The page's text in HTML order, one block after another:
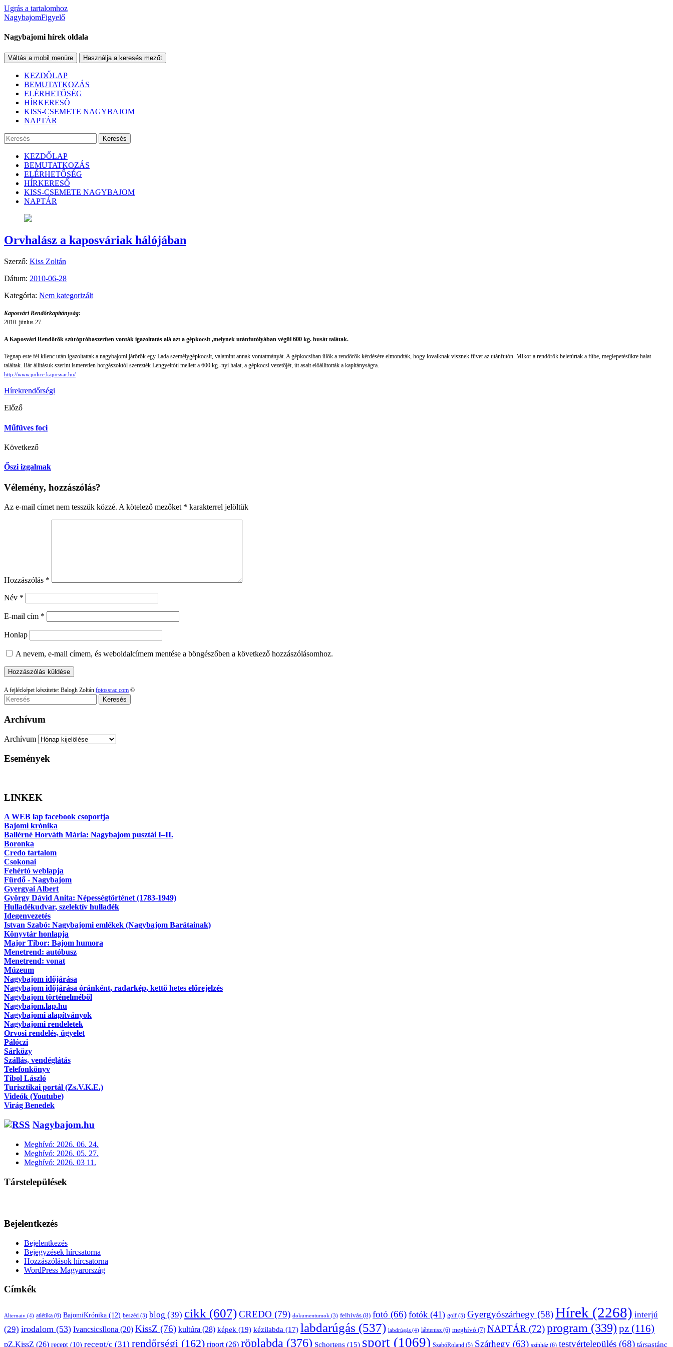
Ugrás a tartalomhoz
NagybajomFigyelő
Nagybajomi hírek oldala
Váltás a mobil menüre Használja a keresés mezőt
KEZDŐLAP
BEMUTATKOZÁS
ELÉRHETŐSÉG
HÍRKERESŐ
KISS-CSEMETE NAGYBAJOM
NAPTÁR
Keresés
KEZDŐLAP
BEMUTATKOZÁS
ELÉRHETŐSÉG
HÍRKERESŐ
KISS-CSEMETE NAGYBAJOM
NAPTÁR
Orvhalász a kaposváriak hálójában
Szerző: Kiss Zoltán
Dátum: 2010-06-28
Kategória: Nem kategorizált
Kaposvári Rendőrkapitányság:
2010. június 27.
A Kaposvári Rendőrök szúrópróbaszerűen vonták igazoltatás alá azt a gépkocsit ,melynek utánfutólyában végül 600 kg. busát talátak.
Tegnap este fél kilenc után igazoltattak a nagybajomi járőrök egy Lada személygépkocsit, valamint annak vontatmányát. A gépkocsiban ülők a rendőrök kérdésére elmondták, hogy lovaiknak visznek füvet az utánfutón. Mikor a rendőrök beletúrtak a fűbe, meglepetésükre halat
találtak. Bár állításuk szerint ismeretlen horgászoktól szerezték Lengyeltóti mellett a 600 kg.-nyi halat, a gépkocsi vezetőjét, út asait előállították a kapitányságra.
http://www.police.kaposvar.hu/
Hírekrendőrségi
Előző
Műfüves foci
Következő
Őszi izgalmak
Vélemény, hozzászólás?
Az e-mail címet nem tesszük közzé. A kötelező mezőket * karakterrel jelöltük
Hozzászólás *
Név *
E-mail cím *
Honlap
A nevem, e-mail címem, és weboldalcímem mentése a böngészőben a következő hozzászólásomhoz.
A fejlécképet készítette: Balogh Zoltán fotossrac.com ©
Keresés
Archívum
Archívum
Események
LINKEK
A WEB lap facebook csoportja
Bajomi krónika
Ballérné Horváth Mária: Nagybajom pusztái I–II.
Boronka
Credo tartalom
Csokonai
Fehértó weblapja
Fürdő - Nagybajom
Gyergyai Albert
György Dávid Anita: Népességtörténet (1783-1949)
Hulladékudvar, szelektív hulladék
Idegenvezetés
Istvan Szabó: Nagybajomi emlékek (Nagybajom Barátainak)
Könyvtár honlapja
Major Tibor: Bajom humora
Menetrend: autóbusz
Menetrend: vonat
Múzeum
Nagybajom időjárása
Nagybajom időjárása óránként, radarkép, kettő hetes előrejelzés
Nagybajom történelméből
Nagybajom.lap.hu
Nagybajomi alapítványok
Nagybajomi rendeletek
Orvosi rendelés, ügyelet
Pálóczi
Sárközy
Szállás, vendéglátás
Telefonkönyv
Tibol László
Turisztikai portál (Zs.V.K.E.)
Videók (Youtube)
Virág Benedek
Nagybajom.hu
Meghívó: 2026. 06. 24.
Meghívó: 2026. 05. 27.
Meghívó: 2026. 03 11.
Társtelepülések
Bejelentkezés
Bejelentkezés
Bejegyzések hírcsatorna
Hozzászólások hírcsatorna
WordPress Magyarország
Címkék
Alternaiv (4) atlétika (6) BajomiKrónika (12) beszéd (5) blog (39) cikk (607)CREDO (79) dokumentumok (3) felhívás (8) fotó (66) fotók (41) golf (5) Gyergyószárhegy (58)Hírek (2268) interjú
(29) irodalom (53) IvancsicsIlona (20) KissZ (76) kultúra (28) képek (19) kézilabda (17) labdarúgás (537) labdrúgás (4) lábtenisz (6) meghívó (7) NAPTÁR (72)program (339) pz (116)
pZ.KissZ (26) recept (10) recept/c (31) rendőrségi (162) riport(26) röplabda (376) Schortens (15) sport (1069) SzabóRoland (5) Szárhegy (63) színház (6) testvértelepülés (68) társastánc